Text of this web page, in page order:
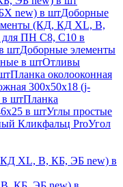
new) в штДоборные
(КД, КД XL, В,
для ПН С8, С10 в
штДоборные элементы
в штОтливы
Планка околооконная
300х50х18 (j-
в штПланка
в штУглы простые
Кликфальц ProУгол
XL, В, КБ, ЭБ new) в